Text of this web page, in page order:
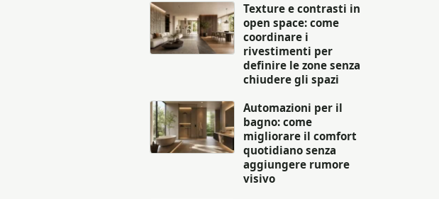
Texture e contrasti in
open space: come
coordinare i
rivestimenti per
definire le zone senza
chiudere gli spazi
Automazioni per il
bagno: come
migliorare il comfort
quotidiano senza
aggiungere rumore
visivo